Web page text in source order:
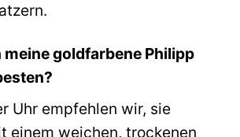
meine goldfarbene Philipp
Uhr empfehlen wir, sie
einem weichen, trockenen